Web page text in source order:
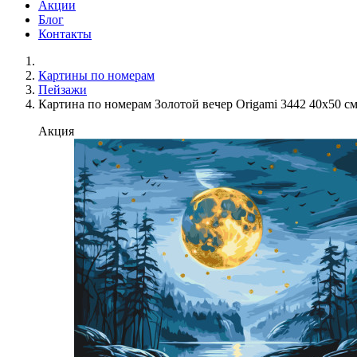
Акции
Блог
Контакты
Картины по номерам
Пейзажи
Картина по номерам Золотой вечер Origami 3442 40x50 см
Акция